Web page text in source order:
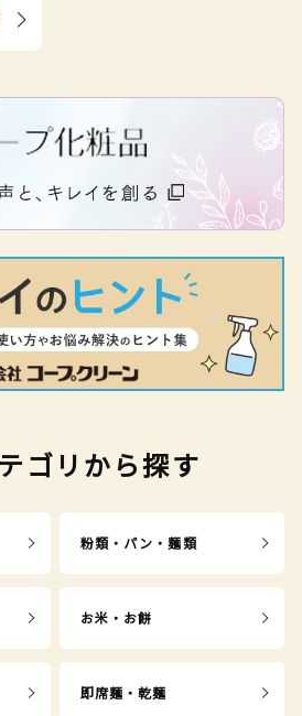
ゴリから探す
粉類・パン・麺類
お米・お餅
即席麺・乾麺